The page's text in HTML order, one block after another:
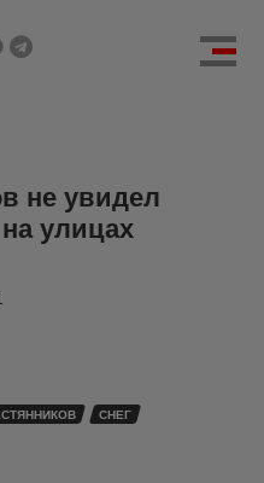
не увидел
улицах
СНЕГ